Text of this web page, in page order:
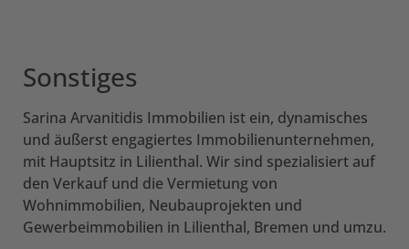
Sonstiges
Sarina Arvanitidis Immobilien ist ein, dynamisches
und äußerst engagiertes Immobilienunternehmen,
mit Hauptsitz in Lilienthal. Wir sind spezialisiert auf
den Verkauf und die Vermietung von
Wohnimmobilien, Neubauprojekten und
Gewerbeimmobilien in Lilienthal, Bremen und umzu.